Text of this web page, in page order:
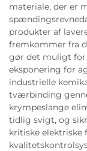
materiale, der er
produkter af
fremkommer fra
gør det muligt for
eksponering for
industrielle
tværbinding
krympeslange
tidlig svigt, og
kritiske elektriske